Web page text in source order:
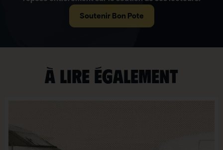
Soutenir Bon Pote
À lire également